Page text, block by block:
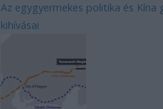
Az egygyermekes politika és Kína
kihívásai